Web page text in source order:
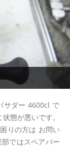
サダー 4600cl で
態が悪いです。
りの方は お問い
ではスペアパー